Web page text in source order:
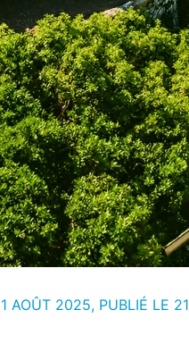
AOÛT 2025, PUBLIÉ LE